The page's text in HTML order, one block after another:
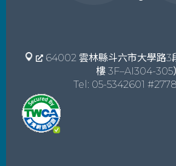
64002 雲林縣斗六市大學路3
樓 3F–AI304-305）
Tel: 05-5342601